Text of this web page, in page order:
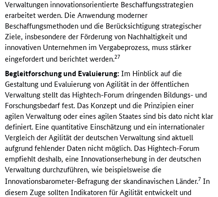
Verwaltungen innovationsorientierte Beschaffungsstrategien
erarbeitet werden. Die Anwendung moderner
Beschaffungsmethoden und die Berücksichtigung strategischer
Ziele, insbesondere der Förderung von Nachhaltigkeit und
innovativen Unternehmen im Vergabeprozess, muss stärker
eingefordert und berichtet werden.27
Begleitforschung und Evaluierung:Im Hinblick auf die
Gestaltung und Evaluierung von Agilität in der öffentlichen
Verwaltung stellt das Hightech-Forum dringenden Bildungs- und
Forschungsbedarf fest. Das Konzept und die Prinzipien einer
agilen Verwaltung oder eines agilen Staates sind bis dato nicht klar
definiert. Eine quantitative Einschätzung und ein internationaler
Vergleich der Agilität der deutschen Verwaltung sind aktuell
aufgrund fehlender Daten nicht möglich. Das Hightech-Forum
empfiehlt deshalb, eine Innovationserhebung in der deutschen
Verwaltung durchzuführen, wie beispielsweise die
Innovationsbarometer-Befragung der skandinavischen Länder.7 In
diesem Zuge sollten Indikatoren für Agilität entwickelt und